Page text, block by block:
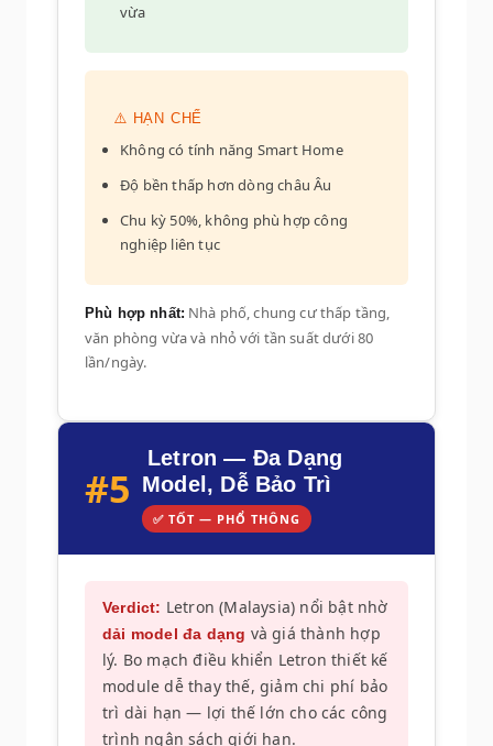
vừa
⚠️ HẠN CHẾ
Không có tính năng Smart Home
Độ bền thấp hơn dòng châu Âu
Chu kỳ 50%, không phù hợp công
nghiệp liên tục
Phù hợp nhất: Nhà phố, chung cư thấp tầng,
văn phòng vừa và nhỏ với tần suất dưới 80
lần/ngày.
#5
Letron — Đa Dạng
Model, Dễ Bảo Trì
✅ TỐT — PHỔ THÔNG
Verdict: Letron (Malaysia) nổi bật nhờ
dải model đa dạng và giá thành hợp
lý. Bo mạch điều khiển Letron thiết kế
module dễ thay thế, giảm chi phí bảo
trì dài hạn — lợi thế lớn cho các công
trình ngân sách giới hạn.